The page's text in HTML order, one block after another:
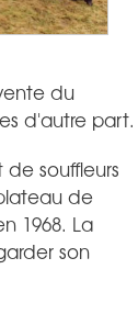
du
d'autre part.
souffleurs
de
1968. La
son